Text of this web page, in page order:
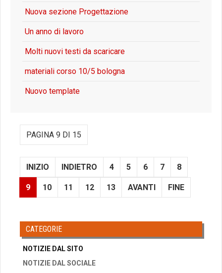
Nuova sezione Progettazione
Un anno di lavoro
Molti nuovi testi da scaricare
materiali corso 10/5 bologna
Nuovo template
PAGINA 9 DI 15
INIZIO INDIETRO 4 5 6 7 8
9 10 11 12 13 AVANTI FINE
CATEGORIE
NOTIZIE DAL SITO
NOTIZIE DAL SOCIALE